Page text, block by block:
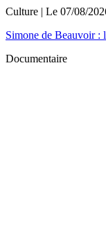
Culture | Le 07/08/
Simone de Beauvoir :
Documentaire